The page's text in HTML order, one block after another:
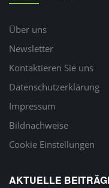
Über uns
Newsletter
Kontaktieren Sie uns
Datenschutzerklärung
Impressum
Bildnachweise
Cookie Einstellungen
AKTUELLE